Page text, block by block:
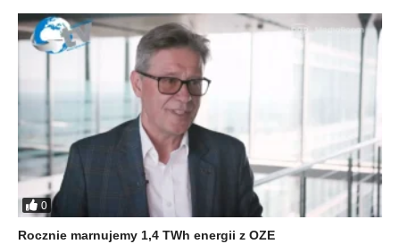
0
Rocznie marnujemy 1,4 TWh energii z OZE